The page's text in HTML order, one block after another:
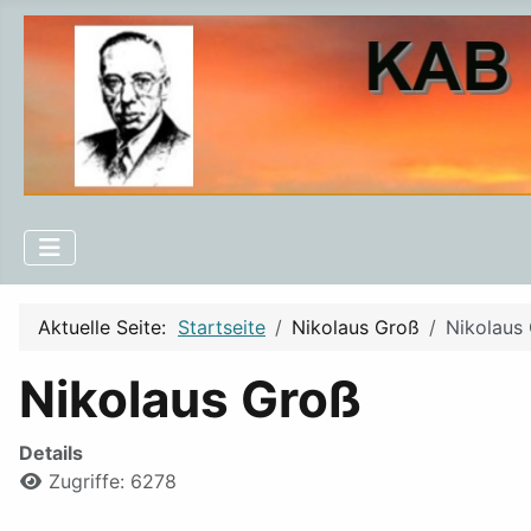
Aktuelle Seite: Startseite Nikolaus Groß Nikolaus
Nikolaus Groß
Details
Zugriffe: 6278